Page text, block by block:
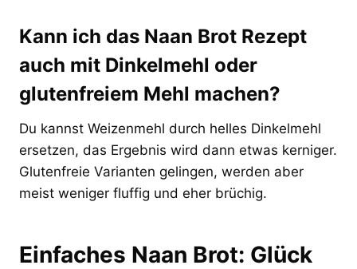
Kann ich das Naan Brot Rezept
auch mit Dinkelmehl oder
glutenfreiem Mehl machen?
Du kannst Weizenmehl durch helles Dinkelmehl
ersetzen, das Ergebnis wird dann etwas kerniger.
Glutenfreie Varianten gelingen, werden aber
meist weniger fluffig und eher brüchig.
Einfaches Naan Brot: Glück